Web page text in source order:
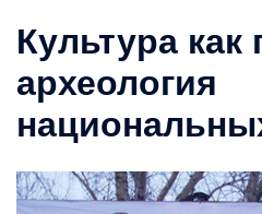
Культура как
археология